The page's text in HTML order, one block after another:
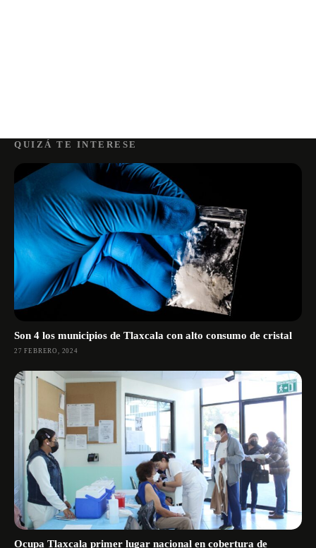
QUIZÁ TE INTERESE
Son 4 los municipios de Tlaxcala con alto consumo de cristal
27 FEBRERO, 2024
Ocupa Tlaxcala primer lugar nacional en cobertura de